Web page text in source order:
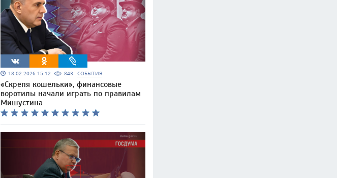
18.02.2026 15:12 843 СОБЫТИЯ
«Скрепя кошельки», финансовые
воротилы начали играть по правилам
Мишустина